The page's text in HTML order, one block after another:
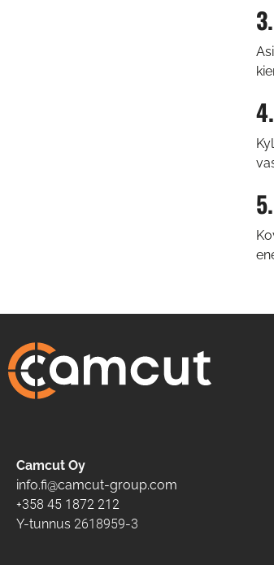
Camcut Oy
info.fi@camcut-group.com
+358 45 1872 212
Y-tunnus 2618959-3